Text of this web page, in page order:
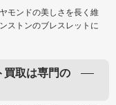
モンドの美しさを長く維
ストンのブレスレットに
買取は専門の